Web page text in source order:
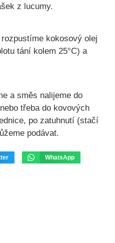
z lucumy.
kokosový olej
tání kolem 25°C) a
a směs nalijeme do
třeba do kovových
po zatuhnutí (stačí
podávat.
WhatsApp